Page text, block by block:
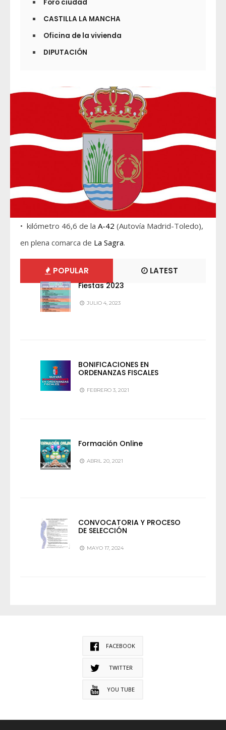
Foro ciudad
CASTILLA LA MANCHA
Oficina de la vivienda
DIPUTACIÓN
• kilómetro 46,6 de la A-42 (Autovía Madrid-Toledo),
en plena comarca de La Sagra.
POPULAR LATEST
Fiestas 2023
JULIO 4, 2023
BONIFICACIONES EN
ORDENANZAS FISCALES
FEBRERO 3, 2021
Formación Online
ABRIL 20, 2021
CONVOCATORIA Y PROCESO
DE SELECCIÓN
MAYO 17, 2024
FACEBOOK
TWITTER
YOU TUBE